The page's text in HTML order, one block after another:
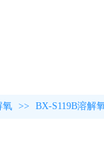
氧 >> BX-S119B溶解